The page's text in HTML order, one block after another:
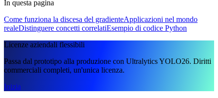
In questa pagina
Come funziona la discesa del gradienteApplicazioni nel mondo
realeDistinguere concetti correlatiEsempio di codice Python
Licenze aziendali flessibili
Passa dal prototipo alla produzione con Ultralytics YOLO26. Diritti
commerciali completi, un'unica licenza.
Inizia